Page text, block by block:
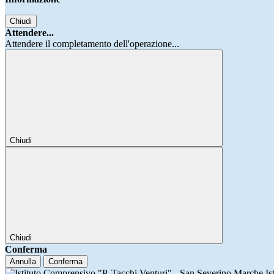
Chiudi
Attendere...
Attendere il completamento dell'operazione...
Chiudi
Chiudi
Conferma
Annulla Conferma